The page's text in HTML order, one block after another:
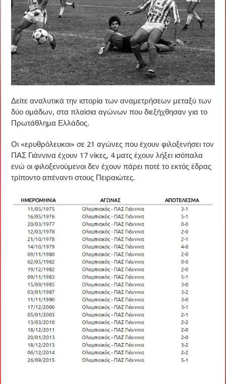
Δείτε αναλυτικά την ιστορία των αναμετρήσεων μεταξύ των
δύο ομάδων, στα πλαίσια αγώνων που διεξήχθησαν για το
Πρωτάθλημα Ελλάδος.
Οι «ερυθρόλευκοι» σε 21 αγώνες που έχουν φιλοξενήσει τον
ΠΑΣ Γιάννινα έχουν 17 νίκες, 4 ματς έχουν λήξει ισόπαλα
ενώ οι φιλοξενούμενοι δεν έχουν πάρει ποτέ το εκτός έδρας
τρίποντο απέναντι στους Πειραιώτες.